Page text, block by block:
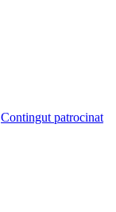
Contingut patrocinat